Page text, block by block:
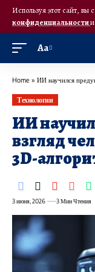
Используя этот сайт, вы
конфиденциальностии
Аа
Home » ИИ научился
Технологии
ИИ
взгляд
3D-
3 июня, 2026 3 Мин Чтения